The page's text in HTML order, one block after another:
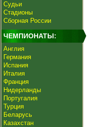
Судьи
Стадионы
Сборная России
ЧЕМПИОНАТЫ:
Англия
Германия
Испания
Италия
Франция
Нидерланды
Португалия
Турция
Беларусь
Казахстан